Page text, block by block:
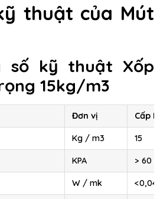
thuật của Mút
số kỹ thuật Xốp
15kg/m3
Đơn vị Cấp I
Kg / m3 15
KPA > 60
W / mk